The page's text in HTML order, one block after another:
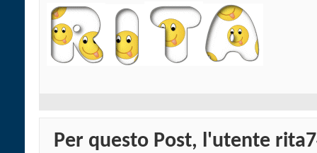
Per questo Post, l'utente